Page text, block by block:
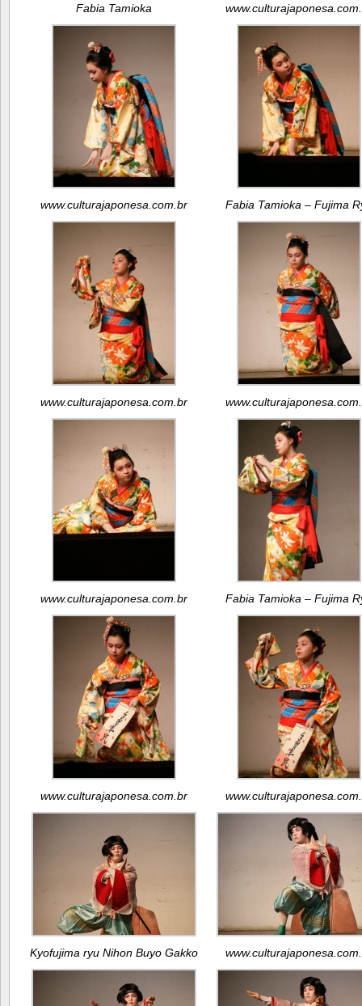
Fabia Tamioka
www.culturajaponesa.com.br Fabia Tamioka – Fujima
www.culturajaponesa.com.br
www.culturajaponesa.com.br Fabia Tamioka – Fujima
www.culturajaponesa.com.br
Kyofujima ryu Nihon Buyo Gakko